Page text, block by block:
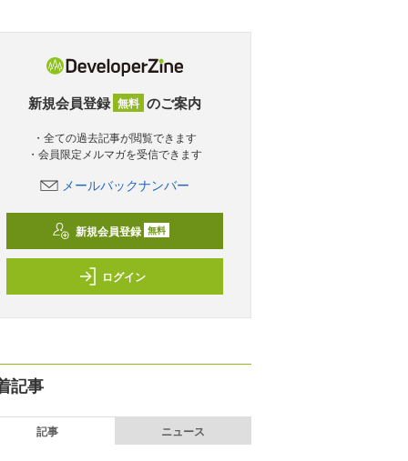
新規会員登録 無料 のご案内
・全ての過去記事が閲覧できます
・会員限定メルマガを受信できます
メールバックナンバー
新規会員登録 無料
ログイン
記事
記事 ニュース